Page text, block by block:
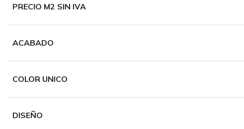
PRECIO M2 SIN IVA
ACABADO
COLOR UNICO
DISEÑO